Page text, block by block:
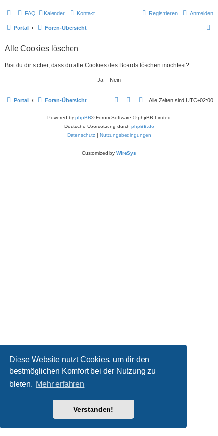
Diese Website nutzt Cookies, um dir den
bestmöglichen Komfort bei der Nutzung zu
bieten. Mehr erfahren
Verstanden!
FAQ Kalender Kontakt Anmelden
Registrieren
Portal Foren-Übersicht
Alle Cookies löschen
Bist du dir sicher, dass du alle Cookies des Boards löschen möchtest?
Portal Foren-Übersicht Alle Zeiten sind UTC+02:00
Powered by phpBB® Forum Software © phpBB Limited
Deutsche Übersetzung durch phpBB.de
Datenschutz| Nutzungsbedingungen
Customized by WireSys